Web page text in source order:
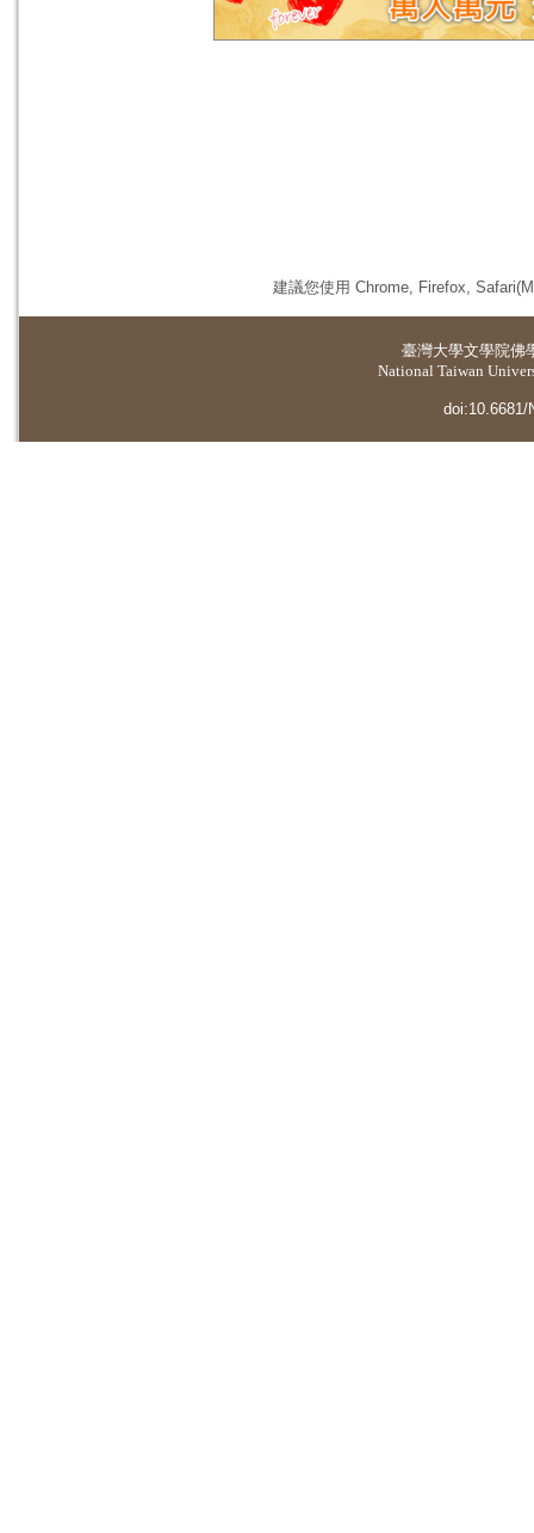
建議您使用 Chrome, Firefox,
臺灣大學文學院佛
National Taiwan
doi:10.6681/